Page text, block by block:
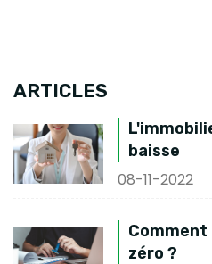
ARTICLES
baisse
08-11-2022
zéro ?